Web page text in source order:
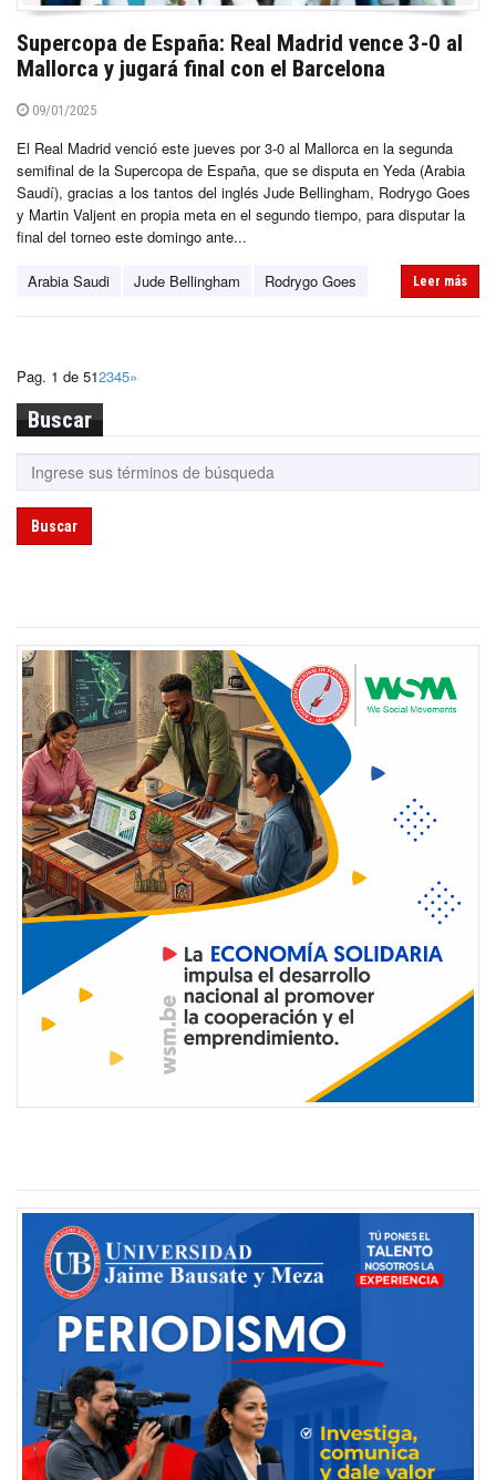
Supercopa de España: Real Madrid vence 3-0 al
Mallorca y jugará final con el Barcelona
09/01/2025
El Real Madrid venció este jueves por 3-0 al Mallorca en la segunda
semifinal de la Supercopa de España, que se disputa en Yeda (Arabia
Saudí), gracias a los tantos del inglés Jude Bellingham, Rodrygo Goes
y Martin Valjent en propia meta en el segundo tiempo, para disputar la
final del torneo este domingo ante...
Arabia Saudi Jude Bellingham Rodrygo Goes Leer más
Pag. 1 de 512345»
Buscar
Buscar